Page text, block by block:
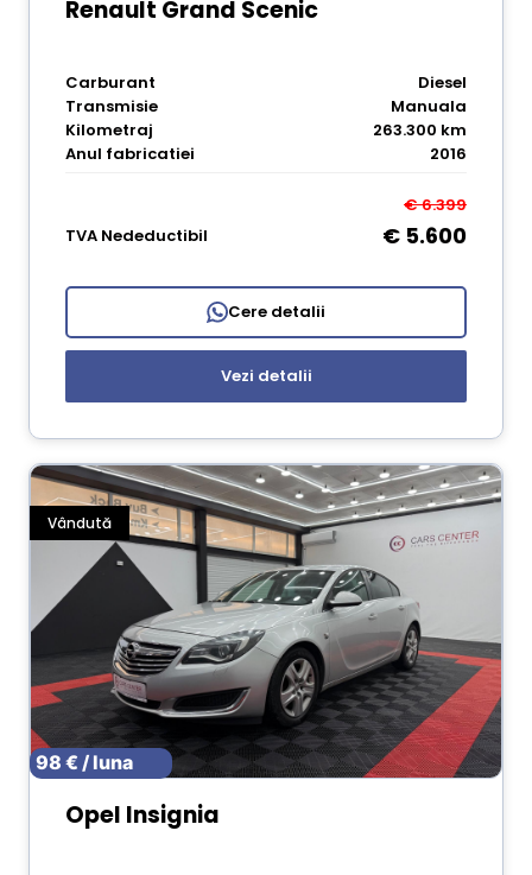
Renault Grand Scenic
Carburant
Diesel
Transmisie
Manuala
Kilometraj
263.300 km
Anul fabricatiei
2016
€ 6.399
TVA Nedeductibil
€ 5.600
Cere detalii
Vezi detalii
Vândută
98 € / luna
Opel Insignia